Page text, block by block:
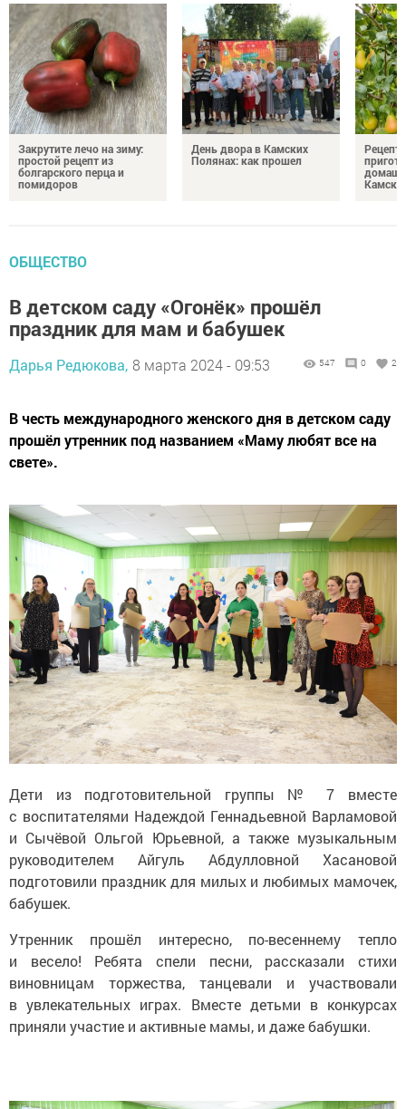
Закрутите лечо на зиму:
простой рецепт из
болгарского перца и
помидоров
День двора в Камских
Полянах: как прошел
ОБЩЕСТВО
В детском саду «Огонёк» прошёл
праздник для мам и бабушек
Дарья Редюкова, 8 марта 2024 - 09:53 547 0 2
В честь международного женского дня в детском саду
прошёл утренник под названием «Маму любят все на
свете».
Дети из подготовительной группы № 7 вместе
с воспитателями Надеждой Геннадьевной Варламовой
и Сычёвой Ольгой Юрьевной, а также музыкальным
руководителем Айгуль Абдулловной Хасановой
подготовили праздник для милых и любимых мамочек,
бабушек.
Утренник прошёл интересно, по-весеннему тепло
и весело! Ребята спели песни, рассказали стихи
виновницам торжества, танцевали и участвовали
в увлекательных играх. Вместе детьми в конкурсах
приняли участие и активные мамы, и даже бабушки.